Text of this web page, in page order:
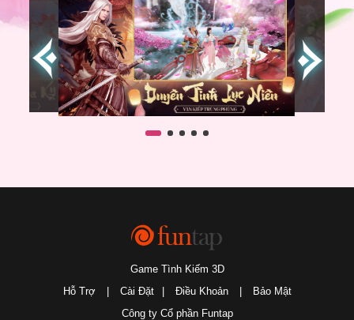
Game Tình Kiếm 3D
Hỗ Trợ
Cài Đặt Điều Khoản
Bảo Mật
Công ty Cổ phần Funtap